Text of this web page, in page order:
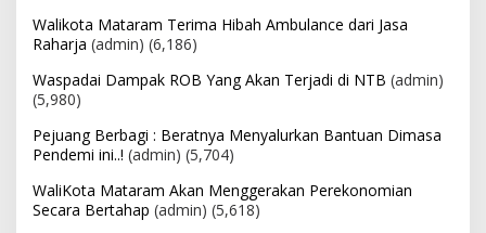
Walikota Mataram Terima Hibah Ambulance dari Jasa
Raharja (admin) (6,186)
Waspadai Dampak ROB Yang Akan Terjadi di NTB (admin)
(5,980)
Pejuang Berbagi : Beratnya Menyalurkan Bantuan Dimasa
Pendemi ini..! (admin) (5,704)
WaliKota Mataram Akan Menggerakan Perekonomian
Secara Bertahap (admin) (5,618)